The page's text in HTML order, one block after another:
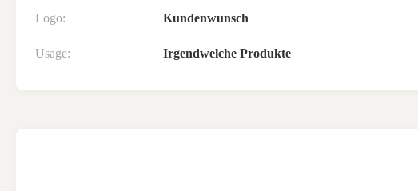
Logo: Kundenwunsch
Usage: Irgendwelche Produkte